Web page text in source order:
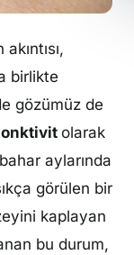
birlikte
gözümüz de
olarak
aylarında
görülen bir
kaplayan
bu durum,